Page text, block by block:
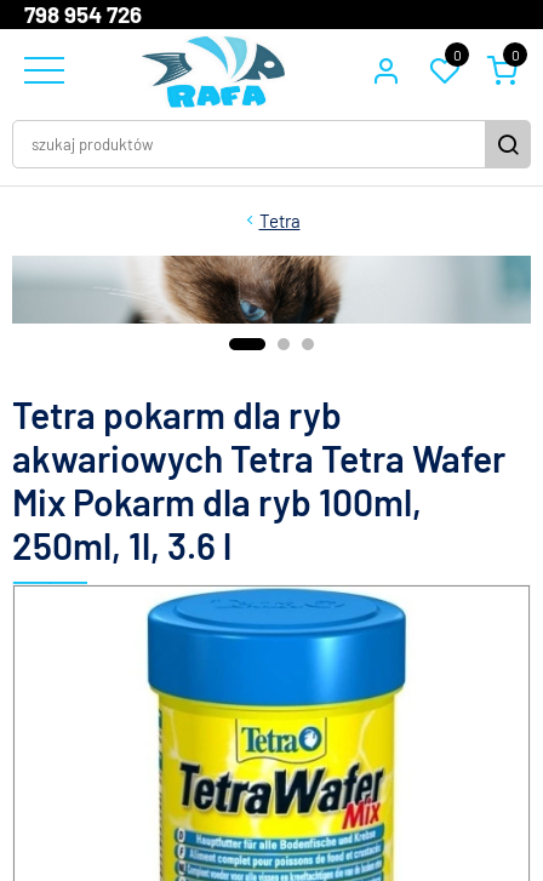
798 954 726
0 0
Tetra
Tetra pokarm dla ryb
akwariowych Tetra Tetra Wafer
Mix Pokarm dla ryb 100ml,
250ml, 1l, 3.6 l